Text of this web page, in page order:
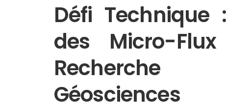
Défi Technique
des Micro-
Géosciences